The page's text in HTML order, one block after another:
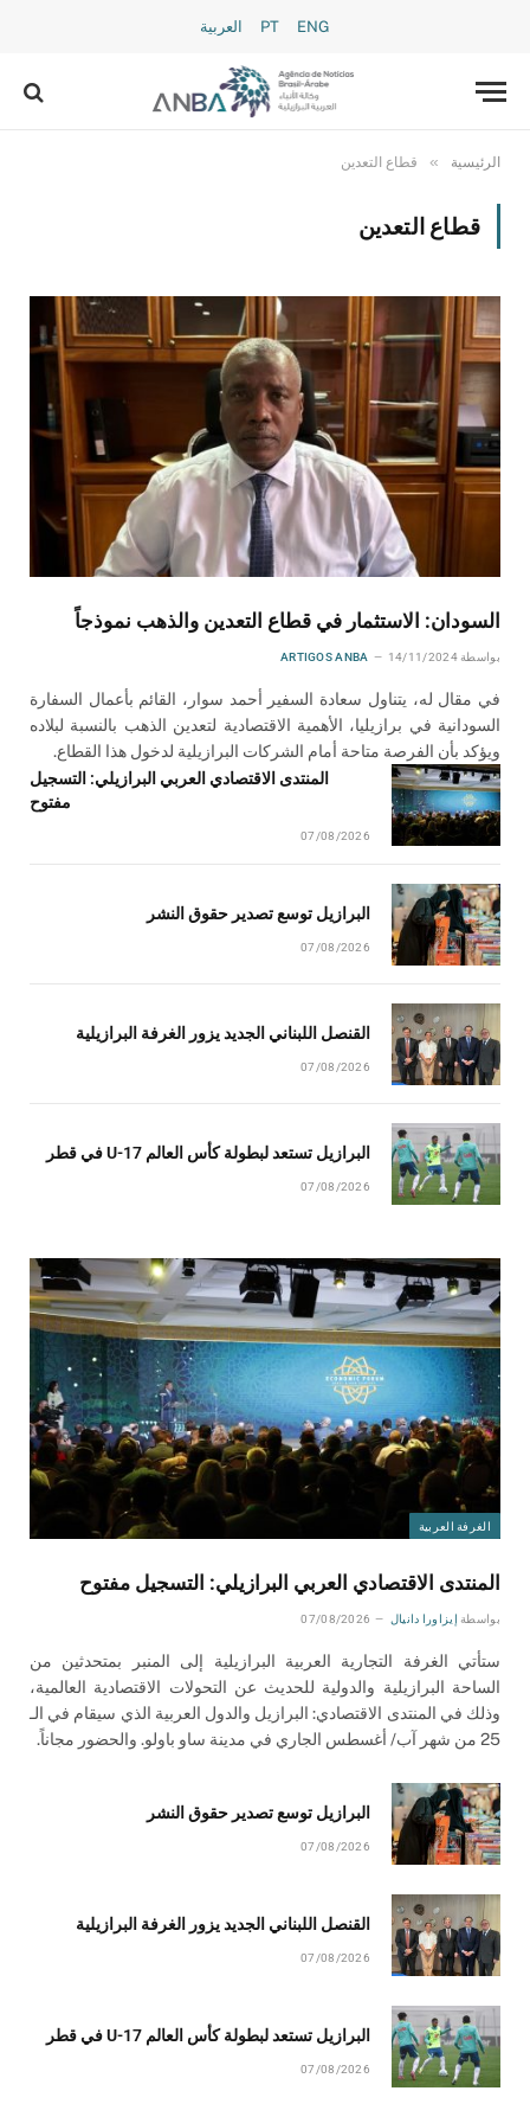
PT ENG العربية
الرئيسية » قطاع التعدين
قطاع التعدين
السودان: الاستثمار في قطاع التعدين والذهب نموذجاً
بواسطة ARTIGOS ANBA 14/11/2024
في مقال له، يتناول سعادة السفير أحمد سوار، القائم بأعمال السفارة
السودانية في برازيليا، الأهمية الاقتصادية لتعدين الذهب بالنسبة لبلاده
ويؤكد بأن الفرصة متاحة أمام الشركات البرازيلية لدخول هذا القطاع.
المنتدى الاقتصادي العربي البرازيلي: التسجيل
مفتوح
07/08/2026
البرازيل توسع تصدير حقوق النشر
07/08/2026
القنصل اللبناني الجديد يزور الغرفة البرازيلية
07/08/2026
البرازيل تستعد لبطولة كأس العالم U-17 في قطر
07/08/2026
الغرفة العربية
المنتدى الاقتصادي العربي البرازيلي: التسجيل مفتوح
بواسطة إيزاورا دانيال 07/08/2026
ستأتي الغرفة التجارية العربية البرازيلية إلى المنبر بمتحدثين من
الساحة البرازيلية والدولية للحديث عن التحولات الاقتصادية العالمية،
وذلك في المنتدى الاقتصادي: البرازيل والدول العربية الذي سيقام في الـ
25 من شهر آب/ أغسطس الجاري في مدينة ساو باولو. والحضور مجاناً.
البرازيل توسع تصدير حقوق النشر
07/08/2026
القنصل اللبناني الجديد يزور الغرفة البرازيلية
07/08/2026
البرازيل تستعد لبطولة كأس العالم U-17 في قطر
07/08/2026